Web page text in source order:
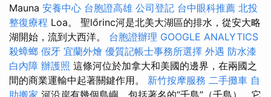
Mauna 安養中心 台胞證高雄 公司登記 台中眼科推薦 北投
整復療程 Loa。 聖lőrinc河是北美大湖區的排水，從安大略
湖開始，流到大西洋。 台胞證辦理 GOOGLE ANALYTICS
殺蟑螂 假牙 宜蘭外燴 優質記帳士事務所選擇 外遇 防水漆
白內障 辦護照 這條河位於加拿大和美國的邊界，在兩國之
間的商業運輸中起著關鍵作用。 新竹按摩服務 二手攤車 自
助搬家 河沿岸有幾個島嶼，包括著名的“千島”（千島），它